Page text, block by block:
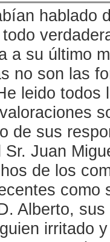
hablado
a su último
no son las
leido
de sus
Juan
de los
como
Alberto,
irritado